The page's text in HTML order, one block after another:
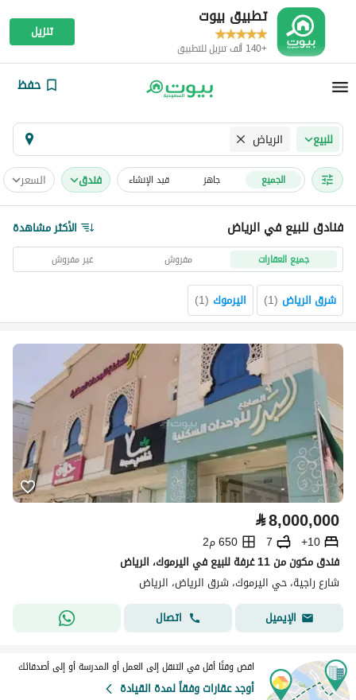
تطبيق بيوت
+140 ألف تنزيل للتطبيق
تنزيل
حفظ
للبيع الرياض
الجميع جاهز قيد الإنشاء فندق السعر
فنادق للبيع في الرياض الأكثر مشاهدة
جميع العقارات مفروش غير مفروش
شرق الرياض (
1
) اليرموك (
1
)
⃁8,000,000
10+
7
650 م2
فندق مكون من 11 غرفة للبيع في اليرموك، الرياض
شارع راجية، حي اليرموك، شرق الرياض، الرياض
الإيميل
اتصال
اقض وقتًا أقل في التنقل إلى العمل أو المدرسة أو إلى أصدقائك
أوجد عقارات وفقاً لمدة القيادة